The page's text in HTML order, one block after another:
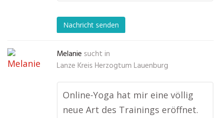
Nachricht senden
Melanie sucht in
Lanze Kreis Herzogtum Lauenburg
Online-Yoga hat mir eine völlig
neue Art des Trainings eröffnet.